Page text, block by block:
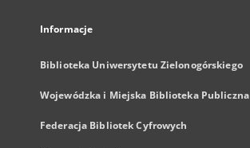
Informacje
Biblioteka Uniwersytetu Zielonogórskiego
Wojewódzka i Miejska Biblioteka Publiczna
Federacja Bibliotek Cyfrowych